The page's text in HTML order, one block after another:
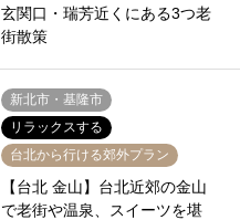
玄関口・瑞芳近くにある3つ老
街散策
新北市・基隆市
リラックスする
台北から行ける郊外プラン
【台北 金山】台北近郊の金山
で老街や温泉、スイーツを堪